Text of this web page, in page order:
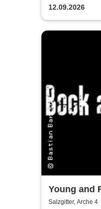
12.09.2026
Young and
Konzert
Salzgitter, Arche 4